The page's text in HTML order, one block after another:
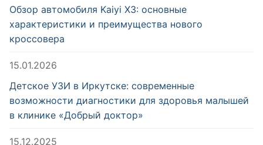
Обзор автомобиля Kaiyi X3: основные
характеристики и преимущества нового
кроссовера
15.01.2026
Детское УЗИ в Иркутске: современные
возможности диагностики для здоровья малышей
в клинике «Добрый доктор»
15.12.2025